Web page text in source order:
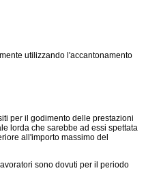
utilizzando l'accantonamento
per il godimento delle prestazioni
lorda che sarebbe ad essi spettata
all'importo massimo del
sono dovuti per il periodo